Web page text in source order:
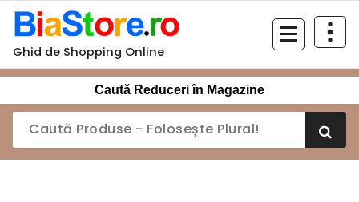
Sari
conținut
Ghid de Shopping Online
Caută Reduceri în Magazine